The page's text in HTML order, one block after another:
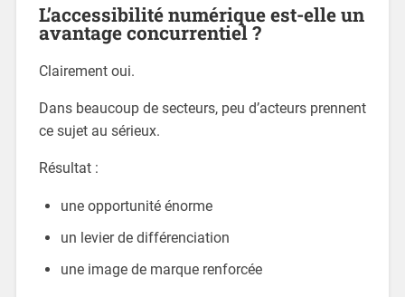
L’accessibilité numérique est-elle un
avantage concurrentiel ?
Clairement oui.
Dans beaucoup de secteurs, peu d’acteurs prennent
ce sujet au sérieux.
Résultat :
une opportunité énorme
un levier de différenciation
une image de marque renforcée